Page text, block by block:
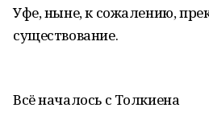
Уфе, ныне, к сожалению,
существование.
Всё началось с Толкиена